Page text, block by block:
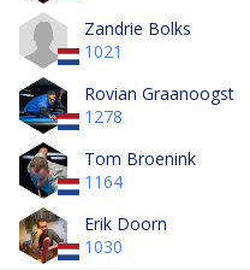
Zandrie Bolks
1021
Rovian Graanoogst
1278
Tom Broenink
1164
Erik Doorn
1030